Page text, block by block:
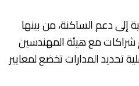
إلى دعم الساكنة، من بينها
شراكات مع هيئة المهندسين
تحديد المدارات تخضع لمعايير